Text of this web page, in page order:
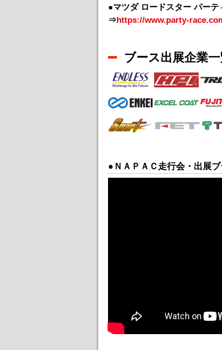
●マツダ ロードスター パー
⇒https://www.party-
ブース出展企業
●ＮＡＰＡＣ走行会・出展